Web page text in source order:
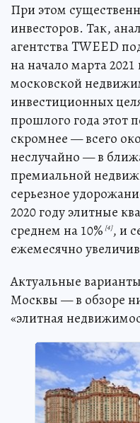
При этом
инвесторов. Так,
агентства TWEED
на начало марта
московской
инвестиционных
прошлого года этот
скромнее — всего
неслучайно — в
премиальной
серьезное
2020 году элитные
среднем на 10% [4], и
ежемесячно
Актуальные
Москвы — в обзоре
«элитная